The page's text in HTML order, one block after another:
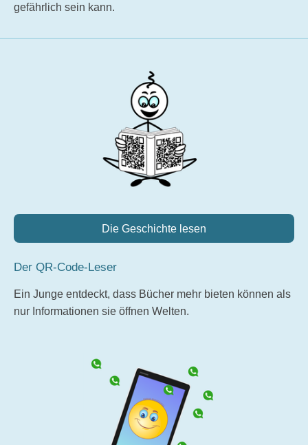
gefährlich sein kann.
Die Geschichte lesen
Der QR-Code-Leser
Ein Junge entdeckt, dass Bücher mehr bieten können als
nur Informationen sie öffnen Welten.